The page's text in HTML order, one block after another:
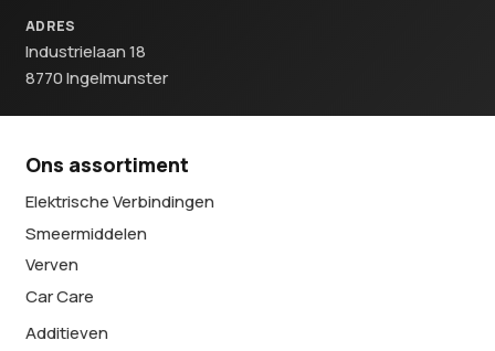
ADRES
Industrielaan 18
8770 Ingelmunster
Ons assortiment
Elektrische Verbindingen
Smeermiddelen
Verven
Car Care
Additieven